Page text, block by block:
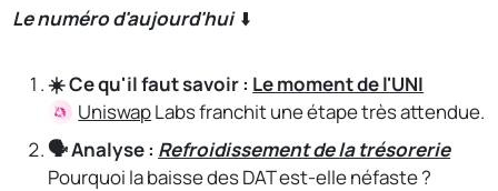
Le numéro d'aujourd'hui ⬇️
☀️ Ce qu'il faut savoir : Le moment de l'UNI
UniswapLabs franchit une étape très attendue.
🗣️ Analyse : Refroidissement de la trésorerie
Pourquoi la baisse des DAT est-elle néfaste ?